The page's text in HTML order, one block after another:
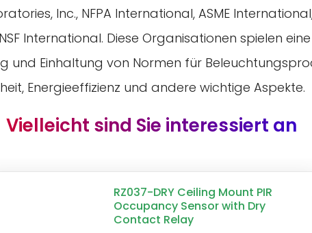
Inc., NFPA International, ASME International,
International. Diese Organisationen spielen
und Einhaltung von Normen für
Energieeffizienz und andere wichtige Aspekte.
Vielleicht sind Sie interessiert an
RZ037-DRY Ceiling Mount PIR
Occupancy Sensor with Dry
Contact Relay